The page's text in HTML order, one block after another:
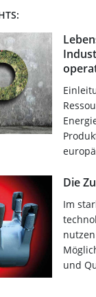
Die
Im
und